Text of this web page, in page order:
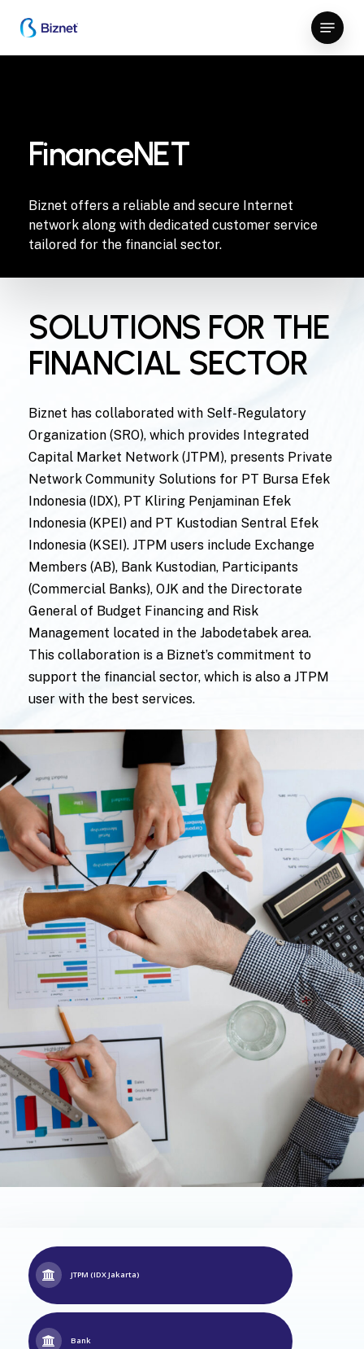
main
Menu
FinanceNET
Biznet offers a reliable and secure Internet
network along with dedicated customer service
tailored for the financial sector.
SOLUTIONS FOR THE
FINANCIAL SECTOR
Biznet has collaborated with Self-Regulatory
Organization (SRO), which provides Integrated
Capital Market Network (JTPM), presents Private
Network Community Solutions for PT Bursa Efek
Indonesia (IDX), PT Kliring Penjaminan Efek
Indonesia (KPEI) and PT Kustodian Sentral Efek
Indonesia (KSEI). JTPM users include Exchange
Members (AB), Bank Kustodian, Participants
(Commercial Banks), OJK and the Directorate
General of Budget Financing and Risk
Management located in the Jabodetabek area.
This collaboration is a Biznet’s commitment to
support the financial sector, which is also a JTPM
user with the best services.
JTPM (IDX Jakarta)
Bank